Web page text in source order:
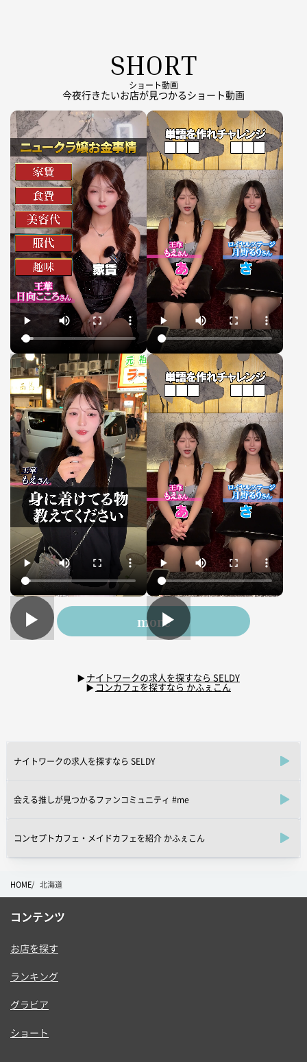
SHORT
ショート動画
今夜行きたいお店が見つかるショート動画
動
画
フ
ァ
イ
ル
▶
動
画
フ
ァ
イ
ル
▶
動
画
フ
ァ
イ
ル
▶
動
画
フ
ァ
イ
ル
▶
more
ナイトワークの求人を探すなら SELDY
コンカフェを探すなら かふぇこん
ナイトワークの求人を探すなら SELDY
会える推しが見つかるファンコミュニティ #me
コンセプトカフェ・メイドカフェを紹介 かふぇこん
HOME 北海道
コンテンツ
お店を探す
ランキング
グラビア
ショート